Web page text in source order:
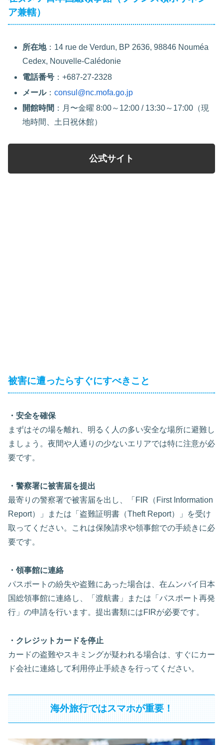
ア兼轄）
所在地：14 rue de Verdun, BP 2636, 98846 Nouméa
Cedex, Nouvelle-Calédonie
電話番号 ：+687-27-2328
メール：consul@nc.mofa.go.jp
開館時間 ：月〜金曜 8:00～12:00 / 13:30～17:00（現
地時間、土日祝休館）
公式サイト
被害に遭ったらすぐにすべきこと
・安全を確保
まずはその場を離れ、明るく人の多い安全な場所に避難し
ましょう。夜間や人通りの少ないエリアでは特に注意が必
要です。
・警察署に被害届を提出
最寄りの警察署で被害届を出し、「FIR（First Information
Report）」または「盗難証明書（Theft Report）」を受け
取ってください。これは保険請求や領事館での手続きに必
要です。
・領事館に連絡
パスポートの紛失や盗難にあった場合は、在ムンバイ日本
国総領事館に連絡し、「渡航書」または「パスポート再発
行」の申請を行います。提出書類にはFIRが必要です。
・クレジットカードを停止
カードの盗難やスキミングが疑われる場合は、すぐにカー
ド会社に連絡して利用停止手続きを行ってください。
海外旅行ではスマホが重要！